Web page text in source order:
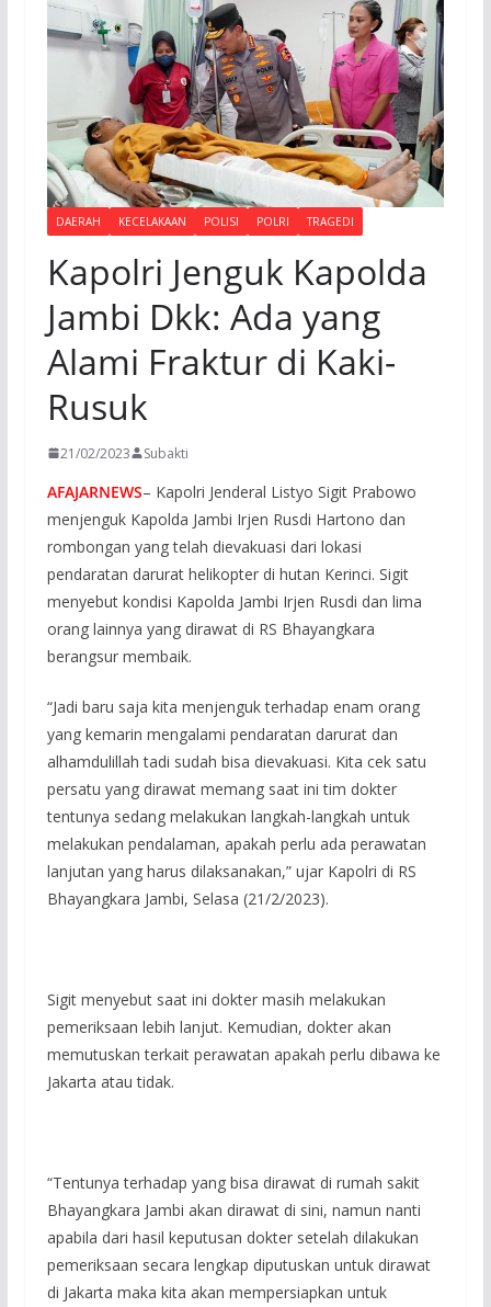
DAERAH KECELAKAAN POLISI POLRI TRAGEDI
Kapolri Jenguk Kapolda
Jambi Dkk: Ada yang
Alami Fraktur di Kaki-
Rusuk
21/02/2023 Subakti
AFAJARNEWS– Kapolri Jenderal Listyo Sigit Prabowo
menjenguk Kapolda Jambi Irjen Rusdi Hartono dan
rombongan yang telah dievakuasi dari lokasi
pendaratan darurat helikopter di hutan Kerinci. Sigit
menyebut kondisi Kapolda Jambi Irjen Rusdi dan lima
orang lainnya yang dirawat di RS Bhayangkara
berangsur membaik.
“Jadi baru saja kita menjenguk terhadap enam orang
yang kemarin mengalami pendaratan darurat dan
alhamdulillah tadi sudah bisa dievakuasi. Kita cek satu
persatu yang dirawat memang saat ini tim dokter
tentunya sedang melakukan langkah-langkah untuk
melakukan pendalaman, apakah perlu ada perawatan
lanjutan yang harus dilaksanakan,” ujar Kapolri di RS
Bhayangkara Jambi, Selasa (21/2/2023).
Sigit menyebut saat ini dokter masih melakukan
pemeriksaan lebih lanjut. Kemudian, dokter akan
memutuskan terkait perawatan apakah perlu dibawa ke
Jakarta atau tidak.
“Tentunya terhadap yang bisa dirawat di rumah sakit
Bhayangkara Jambi akan dirawat di sini, namun nanti
apabila dari hasil keputusan dokter setelah dilakukan
pemeriksaan secara lengkap diputuskan untuk dirawat
di Jakarta maka kita akan mempersiapkan untuk